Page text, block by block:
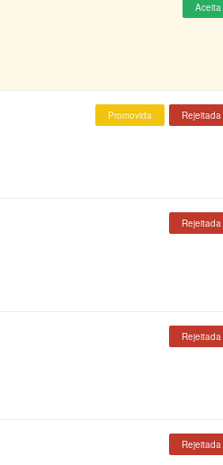
Aceita
Promovida Rejeitada
Rejeitada
Rejeitada
Rejeitada